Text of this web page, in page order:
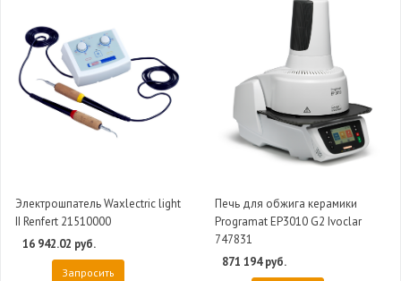
Электрошпатель Waxlectric light
II Renfert 21510000
16 942.02 руб.
Запросить
Печь для обжига керамики
Programat EP3010 G2 Ivoclar
747831
871 194 руб.